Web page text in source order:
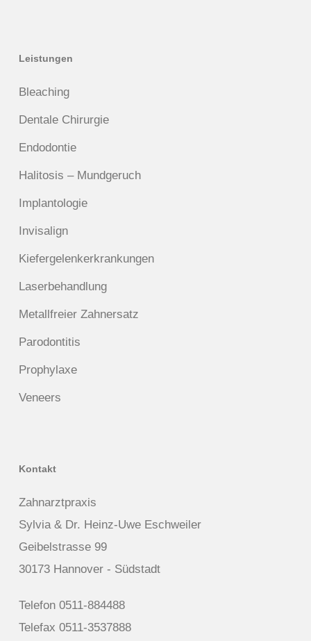
Leistungen
Bleaching
Dentale Chirurgie
Endodontie
Halitosis – Mundgeruch
Implantologie
Invisalign
Kiefergelenkerkrankungen
Laserbehandlung
Metallfreier Zahnersatz
Parodontitis
Prophylaxe
Veneers
Kontakt
Zahnarztpraxis
Sylvia & Dr. Heinz-Uwe Eschweiler
Geibelstrasse 99
30173 Hannover - Südstadt
Telefon 0511-884488
Telefax 0511-3537888